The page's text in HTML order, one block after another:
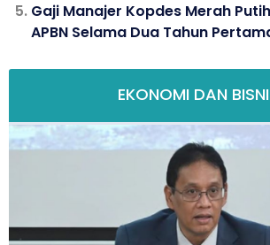
Gaji Manajer Kopdes Merah
APBN Selama Dua Tahun
EKONOMI DAN